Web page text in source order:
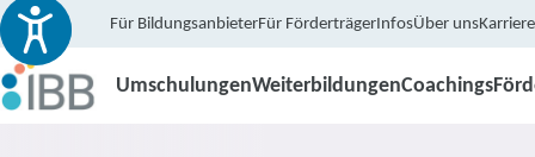
Für BildungsanbieterFür FörderträgerInfosÜber unsKarriere
UmschulungenWeiterbildungenCoachings